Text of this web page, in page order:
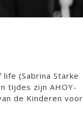
(Sabrina Starke
tijdes zijn AHOY-
de Kinderen voor